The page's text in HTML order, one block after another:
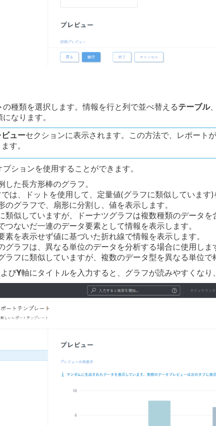
の種類を選択します。情報を行と列で並べ替えるテーブル
なります。
ューセクションに表示されます。この方法で、レポート
す。
ションを使用することができます。
た長方形棒のグラフ。
は、ドットを使用して、定量値(グラフに類似しています)
のグラフで、扇形に分割し、値を表示します。
類似していますが、ドーナツグラフは複数種類のデータを
つないだ一連のデータ要素として情報を表示します。
素を表示せず値に基づいた折れ線で情報を表示します。
グラフは、異なる単位のデータを分析する場合に使用しま
ラフに類似していますが、複数のデータ型を異なる単位で
びY軸にタイトルを入力すると、グラフが読みやすくなり